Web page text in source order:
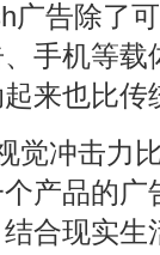
广告除了
、手机等
来也比传
觉冲击力
个产品的
合现实生